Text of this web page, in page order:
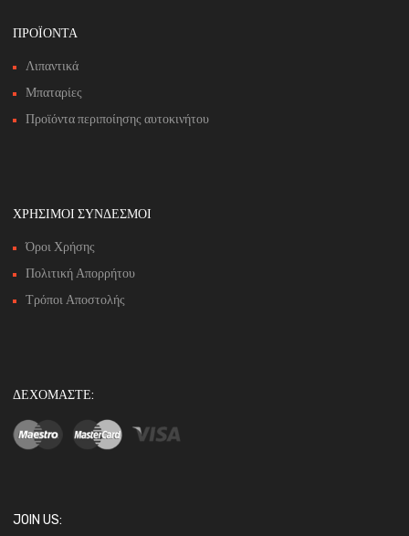
ΠΡΟΪΟΝΤΑ
Λιπαντικά
Μπαταρίες
Προϊόντα περιποίησης αυτοκινήτου
ΧΡΗΣΙΜΟΙ ΣΥΝΔΕΣΜΟΙ
Όροι Χρήσης
Πολιτική Απορρήτου
Τρόποι Αποστολής
ΔΕΧΟΜΑΣΤΕ:
JOIN US: